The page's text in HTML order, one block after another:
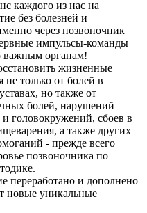
каждого из нас на
без болезней и
через позвоночник
импульсы-команды
важным органам!
жизненные
не только от болей в
но также от
болей, нарушений
и головокружений, сбоев в
а также других
- прежде всего
позвоночника по
переработано и дополнено
новые уникальные